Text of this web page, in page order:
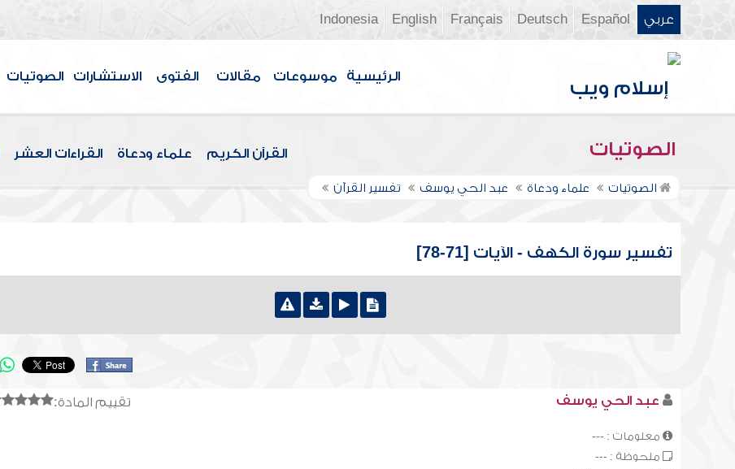
عربي Español
Deutsch
Français
English
Indonesia
الرئيسية موسوعات مقالات الفتوى الاستشارات الصوتيات
الصوتيات القرآن الكريم علماء ودعاة القراءات العشر
الصوتيات علماء ودعاة عبد الحي يوسف تفسير القرآن
تفسير سورة الكهف - الآيات [71-78]
تقييم المادة: عبد الحي يوسف
معلومات : ---
ملحوظة : ---